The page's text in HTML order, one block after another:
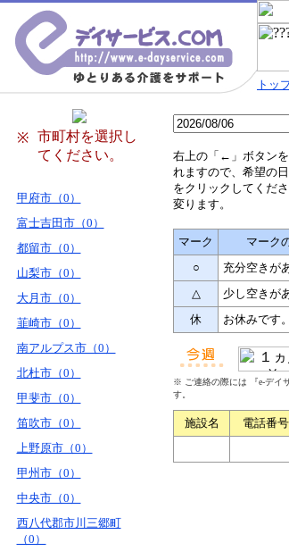
トッ
※
市町村を選択し
てください。
甲府市（0）
富士吉田市（0）
都留市（0）
山梨市（0）
大月市（0）
韮崎市（0）
南アルプス市（0）
北杜市（0）
甲斐市（0）
笛吹市（0）
上野原市（0）
甲州市（0）
中央市（0）
西八代郡市川三郷町
（0）
右上の「←」ボタン
れますので、希望の
をクリックしてくだ
変ります。
マーク マーク
○
充分空きが
△
少し空きが
休
お休みです。
※ ご連絡の際には 『e-デイ
す。
施設名 電話番号